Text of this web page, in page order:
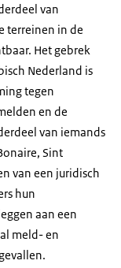
van
terreinen in de
Het gebrek
Nederland is
tegen
en de
van iemands
Sint
van een juridisch
hun
aan een
meld- en